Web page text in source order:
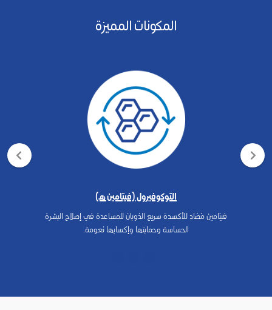
المكونات المميزة
التوكوفيرول (فيتامين هـ)
فيتامين مُضاد للأكسدة سريع الذوبان للمساعدة في إصلاح البشرة
الحساسة وحمايتها وإكسابها نعومة.